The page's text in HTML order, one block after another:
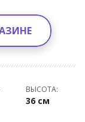
ВЫСОТА:
36 см